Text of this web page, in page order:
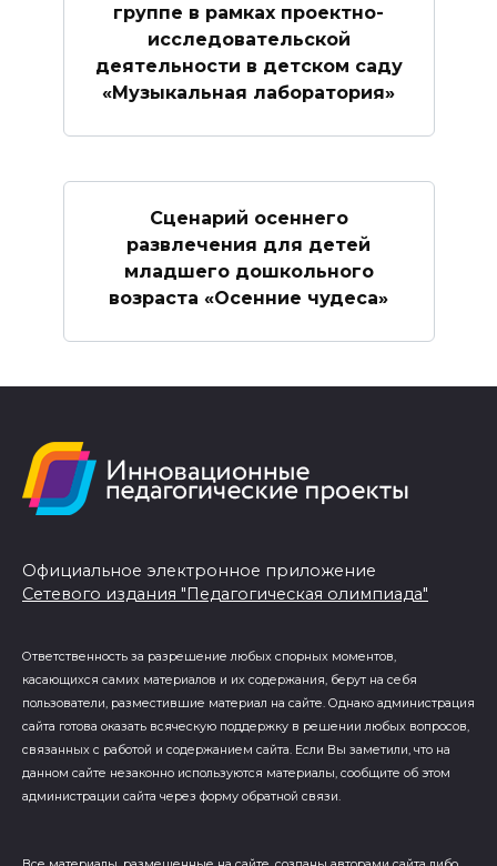
группе в рамках проектно-
исследовательской
деятельности в детском саду
«Музыкальная лаборатория»
Сценарий осеннего
развлечения для детей
младшего дошкольного
возраста «Осенние чудеса»
Официальное электронное приложение
Сетевого издания "Педагогическая олимпиада"
Ответственность за разрешение любых спорных моментов,
касающихся самих материалов и их содержания, берут на себя
пользователи, разместившие материал на сайте. Однако администрация
сайта готова оказать всяческую поддержку в решении любых вопросов,
связанных с работой и содержанием сайта. Если Вы заметили, что на
данном сайте незаконно используются материалы, сообщите об этом
администрации сайта через форму обратной связи.